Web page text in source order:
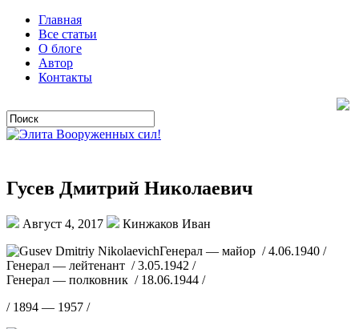
Главная
Все статьи
О блоге
Автор
Контакты
Гусев Дмитрий Николаевич
Август 4, 2017
Кинжаков Иван
Генерал — майор / 4.06.1940 /
Генерал — лейтенант / 3.05.1942 /
Генерал — полковник / 18.06.1944 /
/ 1894 — 1957 /